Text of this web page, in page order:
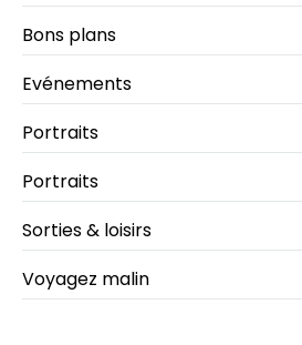
Bons plans
Evénements
Portraits
Portraits
Sorties & loisirs
Voyagez malin